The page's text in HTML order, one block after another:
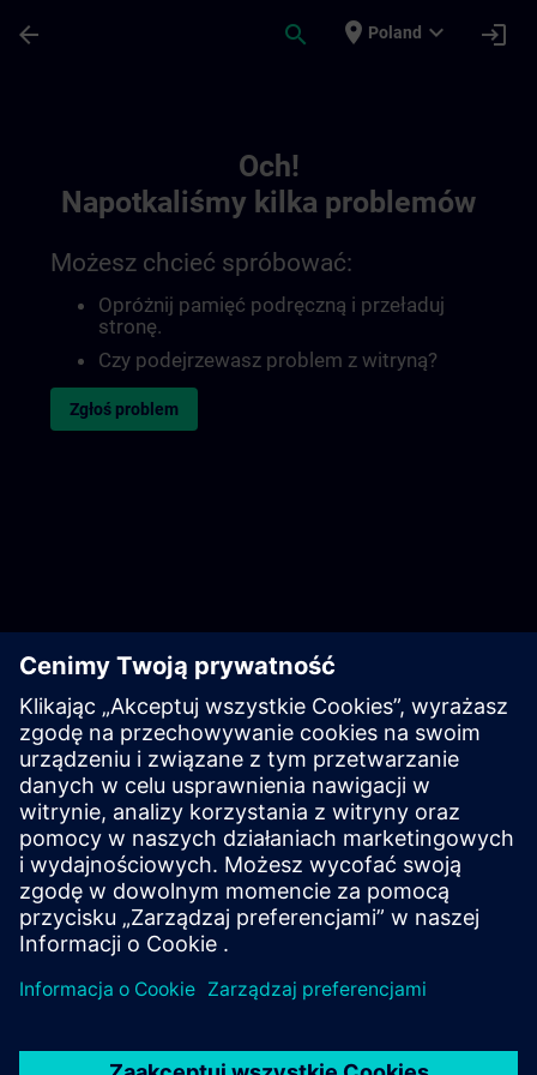
arrow_back search place Poland expand_more login
Och!
Napotkaliśmy kilka problemów
Możesz chcieć spróbować:
Opróżnij pamięć podręczną i przeładuj
stronę.
Czy podejrzewasz problem z witryną?
Zgłoś problem